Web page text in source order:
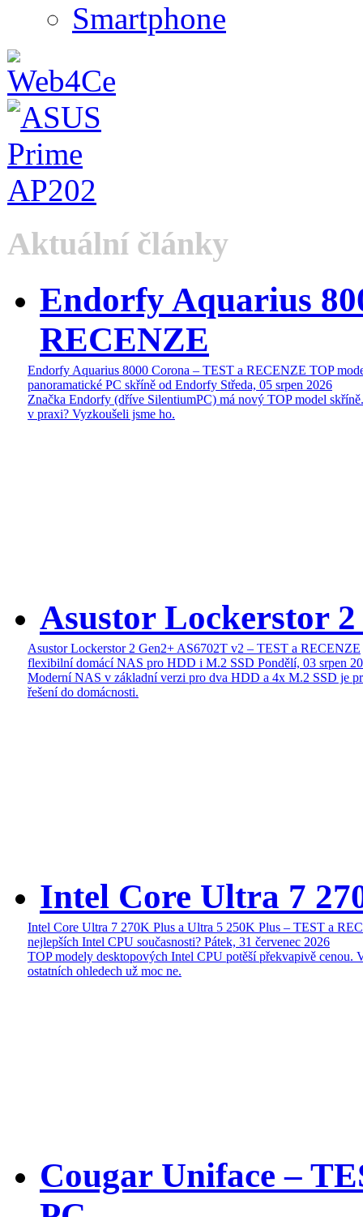
Smartphone
Aktuální články
Endorfy Aquarius
RECENZE
Endorfy Aquarius 8000 Corona – TEST a RECENZE TOP
panoramatické PC skříně od Endorfy Středa, 05 srpen 2026
Značka Endorfy (dříve SilentiumPC) má nový TOP model
v praxi? Vyzkoušeli jsme ho.
Asustor Lockerstor
Asustor Lockerstor 2 Gen2+ AS6702T v2 – TEST a RECENZE
flexibilní domácí NAS pro HDD i M.2 SSD Pondělí, 03 srpen
Moderní NAS v základní verzi pro dva HDD a 4x M.2 SSD je
řešení do domácnosti.
Intel Core Ultra 7
Intel Core Ultra 7 270K Plus a Ultra 5 250K Plus – TEST a
nejlepších Intel CPU současnosti? Pátek, 31 červenec 2026
TOP modely desktopových Intel CPU potěší překvapivě cenou.
ostatních ohledech už moc ne.
Cougar Uniface –